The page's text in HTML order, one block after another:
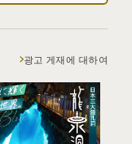
광고 게재에 대하여